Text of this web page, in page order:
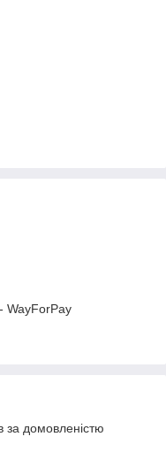
WayForPay
за домовленістю